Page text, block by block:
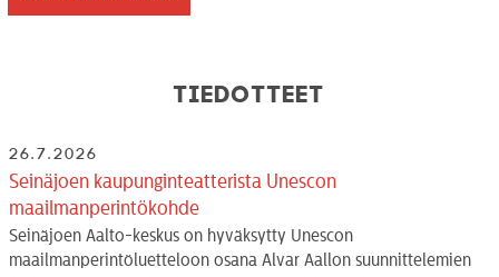
Tiedotteet
26.7.2026
Seinäjoen kaupunginteatterista Unescon
maailmanperintökohde
Seinäjoen Aalto-keskus on hyväksytty Unescon
maailmanperintöluetteloon osana Alvar Aallon suunnittelemien